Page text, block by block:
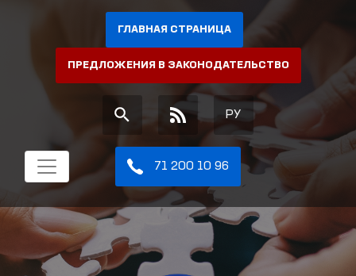
ГЛАВНАЯ СТРАНИЦА
ПРЕДЛОЖЕНИЯ В ЗАКОНОДАТЕЛЬСТВО
РУ
71 200 10 96